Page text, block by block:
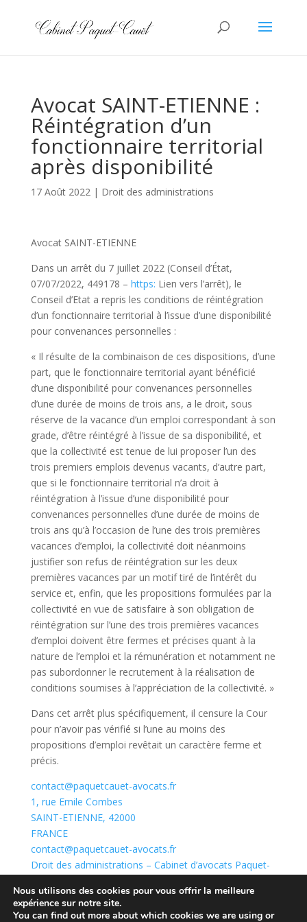
Avocat SAINT-ETIENNE :
Réintégration d’un
fonctionnaire territorial
après disponibilité
17 Août 2022| Droit des administrations
Avocat SAINT-ETIENNE
Dans un arrêt du 7 juillet 2022 (Conseil d’État,
07/07/2022, 449178 – https: Lien vers l’arrêt), le
Conseil d’Etat a repris les conditions de réintégration
d’un fonctionnaire territorial à l’issue d’une disponibilité
pour convenances personnelles :
« Il résulte de la combinaison de ces dispositions, d’une
part, que le fonctionnaire territorial ayant bénéficié
d’une disponibilité pour convenances personnelles
d’une durée de moins de trois ans, a le droit, sous
réserve de la vacance d’un emploi correspondant à son
grade, d’être réintégré à l’issue de sa disponibilité, et
que la collectivité est tenue de lui proposer l’un des
trois premiers emplois devenus vacants, d’autre part,
que si le fonctionnaire territorial n’a droit à
réintégration à l’issue d’une disponibilité pour
convenances personnelles d’une durée de moins de
trois ans qu’à l’occasion de l’une des trois premières
vacances d’emploi, la collectivité doit néanmoins
justifier son refus de réintégration sur les deux
premières vacances par un motif tiré de l’intérêt du
service et, enfin, que les propositions formulées par la
collectivité en vue de satisfaire à son obligation de
réintégration sur l’une des trois premières vacances
d’emploi doivent être fermes et précises quant à la
nature de l’emploi et la rémunération et notamment ne
pas subordonner le recrutement à la réalisation de
conditions soumises à l’appréciation de la collectivité. »
Dans cet arrêt plus spécifiquement, il censure la Cour
pour n’avoir pas vérifié si l’une au moins des
propositions d’emploi revêtait un caractère ferme et
précis.
contact@paquetcauet-avocats.fr
1, rue Emile Combes
SAINT-ETIENNE, 42000
FRANCE
contact@paquetcauet-avocats.fr
Droit des administrations – Cabinet d’avocats Paquet-
Nous utilisons des cookies pour vous offrir la meilleure
expérience sur notre site.
You can find out more about which cookies we are using or